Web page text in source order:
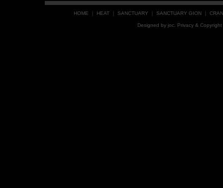
HOME HEAT SANCTUARY SANCTUARY GION
Designed by joc . Privacy &